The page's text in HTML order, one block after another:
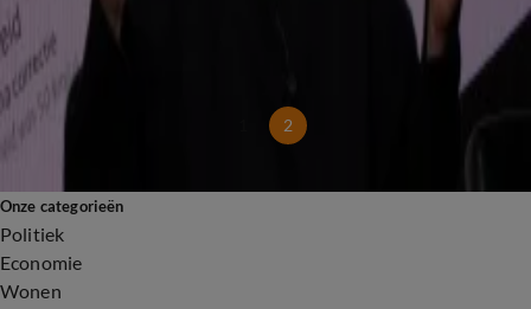
Luchtvaartpersoneel slachtoffer van geweld: 'Handboeien aan boord'
5 feb 2025, 11:22
'Verkeersboetes duwen steeds meer mensen in de schulden'
5 feb 2025, 10:36
2
Onze categorieën
Politiek
Economie
Wonen